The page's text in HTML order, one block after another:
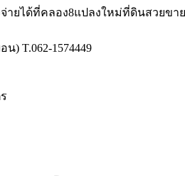
ายได้ที่คลอง8แปลงใหม่ที่ดินสวยขา
) T.062-1574449